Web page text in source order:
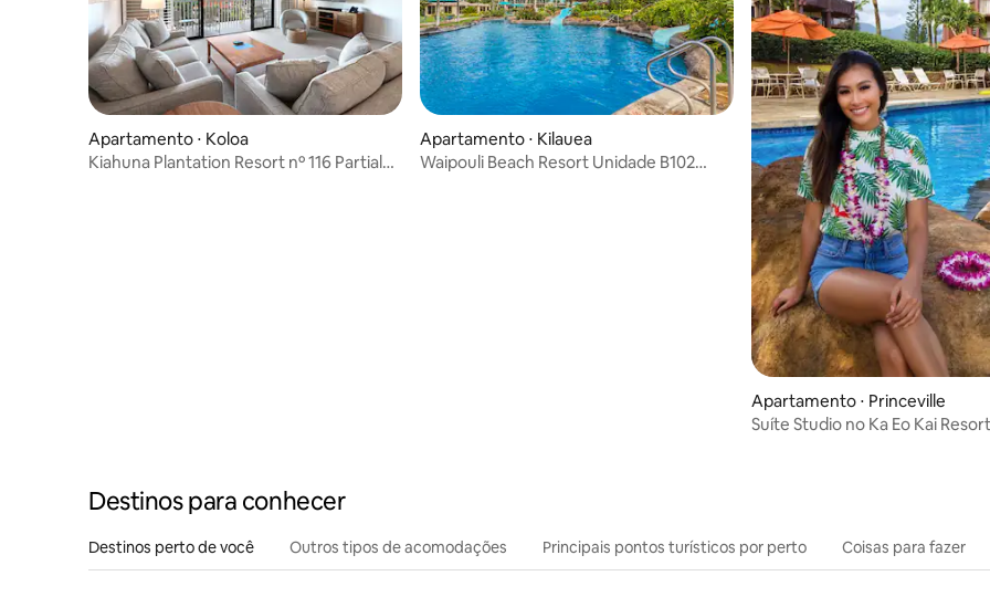
Apartamento ⋅ Koloa
Kiahuna Plantation Resort nº 116 Partial
Apartamento ⋅ Kilauea
Waipouli Beach Resort Unidade B102
Apartamento ⋅ Princeville
Suíte Studio no Ka Eo Kai Resort
Destinos para conhecer
Destinos perto de você Outros tipos de acomodações Principais pontos turísticos por perto Coisas para fazer